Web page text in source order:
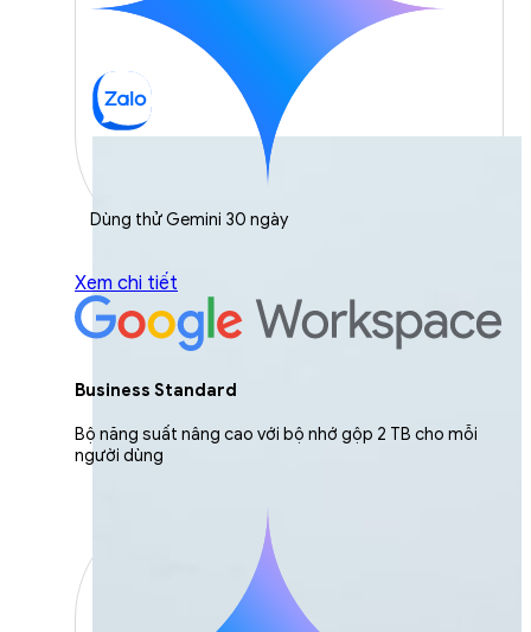
Dùng thử Gemini 30 ngày
Xem chi tiết
Business Standard
Bộ năng suất nâng cao với bộ nhớ gộp 2 TB cho mỗi
người dùng